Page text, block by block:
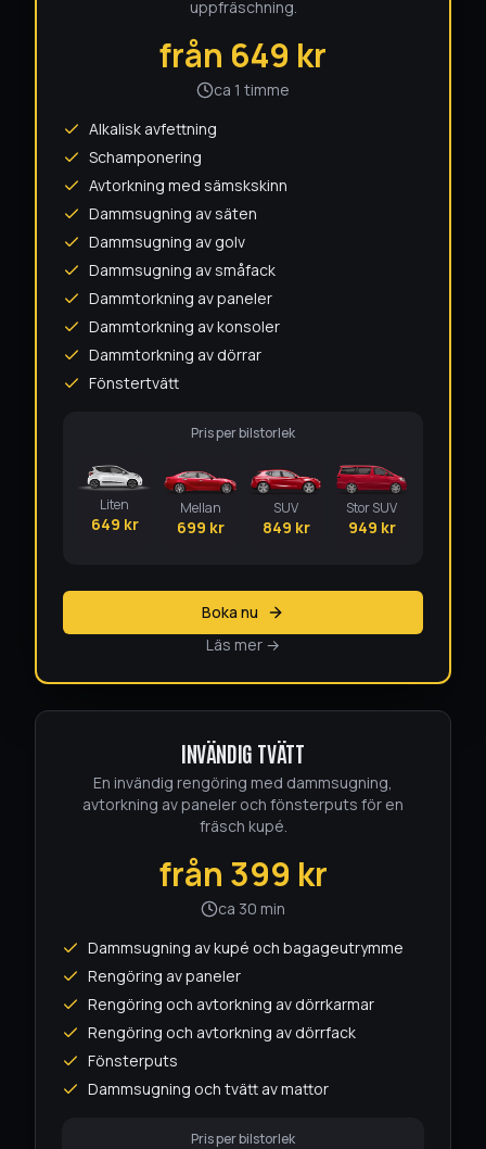
uppfräschning.
från 649 kr
ca 1 timme
Alkalisk avfettning
Schamponering
Avtorkning med sämskskinn
Dammsugning av säten
Dammsugning av golv
Dammsugning av småfack
Dammtorkning av paneler
Dammtorkning av konsoler
Dammtorkning av dörrar
Fönstertvätt
Pris per bilstorlek
Liten
649 kr
Mellan
699 kr
SUV
849 kr
Stor SUV
949 kr
Boka nu
Läs mer →
INVÄNDIG TVÄTT
En invändig rengöring med dammsugning,
avtorkning av paneler och fönsterputs för en
fräsch kupé.
från 399 kr
ca 30 min
Dammsugning av kupé och bagageutrymme
Rengöring av paneler
Rengöring och avtorkning av dörrkarmar
Rengöring och avtorkning av dörrfack
Fönsterputs
Dammsugning och tvätt av mattor
Pris per bilstorlek